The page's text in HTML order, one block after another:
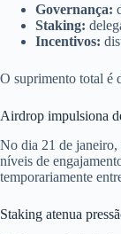
Governança:
Staking:
Incentivos:
O suprimento total é
Airdrop impulsiona
No dia 21 de
níveis de
temporariamente
Staking atenua